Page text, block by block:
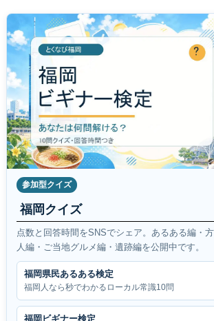
参加型クイズ
福岡クイズ
点数と回答時間をSNSでシェア。あるある編・
人編・ご当地グルメ編・遺跡編を公開中です。
福岡県民あるある検定
福岡人なら秒でわかるローカル常識10問
福岡ビギナー検定